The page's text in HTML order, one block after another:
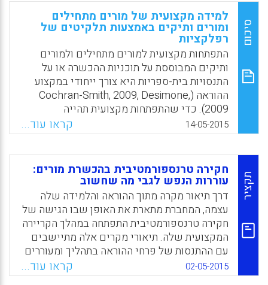
הבין-לאומיים כלפי רפלקציה כחלק מלמידה
שיתופית בקבוצות (Jackling, Beverley; Natoli,
Riccardo; Siddique, Salina; Sciulli, Nick, 2015).
WhatsApp
Facebook
Email
X
סיכום
למידה מקצועית של מורים מתחילים
ומורים ותיקים באמצעות תלקיטים של
רפלקציות
התפתחות מקצועית למורים מתחילים ולמורים
ותיקים המבוססת על תוכניות ההכשרה או על
התנסויות בית-ספריות היא צורך ייחודי במקצוע
ההוראה (Cochran-Smith, 2009, Desimone,
2009). כדי שהתפתחות מקצועית תהייה
משמעותית על מורי מורים לקיים מחקרים
שיטתיים על האפקטיביות שלה במטרה כוללת
לתמוך בלמידת מורים החל משלב ההכשרה
הראשוני ודרך העבודה המקצועית לאורך השנים.
מטרת המחקר הנוכחי הייתה לחקור תכני
רפלקציות של מורים מתחילים וותיקים שנאספו
כתלקיטים כדי לבחון צמיחה של יכולות
רפלקטיבית ולמידה מקצועית והשפעה על דרכי
ההוראה כתוצאה מההשתתפות בלמידה מקצועית
מתקדמת (Fox, R.K., Muccio, L.S., White, C.S., &
Tian, J).
14-05-2015 קראו עוד...
תקציר
חקירה טרנספורמטיבית בהכשרת מורים:
עוררות הנפש לגבי מה שחשוב
דרך תיאור מקרה מתוך ההוראה והלמידה שלה
עצמה, המחברת מתארת את האופן שבו הגישה של
חקירה טרנספורמטיבית התפתחה במהלך הקריירה
המקצועית שלה. תיאורי מקרים אלה מתיישבים
עם ההתנסות של פרחי ההוראה בתהליך ומעוררים
את הנפש לגבי מה שחשוב עבור המחנכים
השואפים לטרנספורמציה עמוקה בפרקטיקה
02-05-2015 קראו עוד...